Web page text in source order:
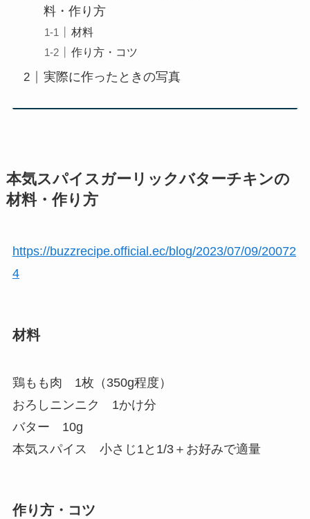
料・作り方
材料
作り方・コツ
実際に作ったときの写真
本気スパイスガーリックバターチキンの
材料・作り方
https://buzzrecipe.official.ec/blog/2023/07/09/20072
4
材料
鶏もも肉 1枚（350g程度）
おろしニンニク 1かけ分
バター 10g
本気スパイス 小さじ1と1/3＋お好みで適量
作り方・コツ